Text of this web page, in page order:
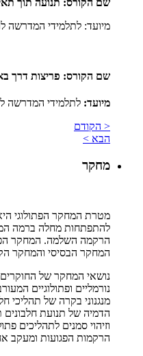
מיועד: לתלמידי המדרשה
שם הקורס: פריצות דרך
מיועד: לתלמידי המדרשה
< הקודם
הבא >
מחקר
מטרת המחקר הפתולוגי
להתפתחות מחלה ברמה
הרקמה השלמה. המחקר
המחקר הבסיסי והמחקר
נושאי המחקר של
נורמליים ופתולוגיים
מנגנוני בקרה של תהליכי
הדמיה של תנועת חלבונים
וזיהוי סמנים לתהליכים
הרקמות הפגועות ומעקב